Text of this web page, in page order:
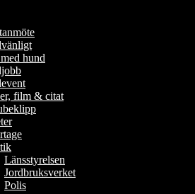
hund
film & citat
Länsstyrelsen
Jordbruksverket
Polis